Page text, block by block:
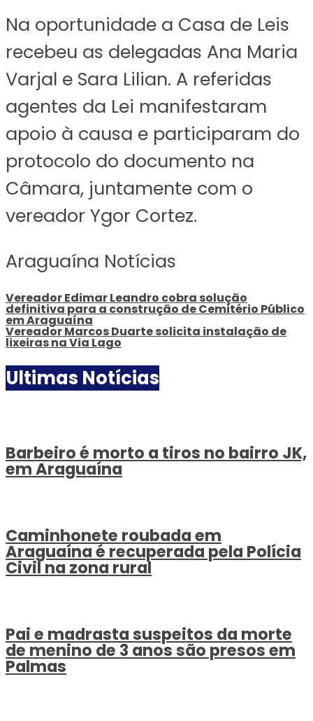
Na oportunidade a Casa de Leis
recebeu as delegadas Ana Maria
Varjal e Sara Lilian. A referidas
agentes da Lei manifestaram
apoio à causa e participaram do
protocolo do documento na
Câmara, juntamente com o
vereador Ygor Cortez.
Araguaína Notícias
Vereador Edimar Leandro cobra solução
definitiva para a construção de Cemitério Público
em Araguaína
Vereador Marcos Duarte solicita instalação de
lixeiras na Via Lago
Ultimas Notícias
Barbeiro é morto a tiros no bairro JK,
em Araguaína
Caminhonete roubada em
Araguaína é recuperada pela Polícia
Civil na zona rural
Pai e madrasta suspeitos da morte
de menino de 3 anos são presos em
Palmas